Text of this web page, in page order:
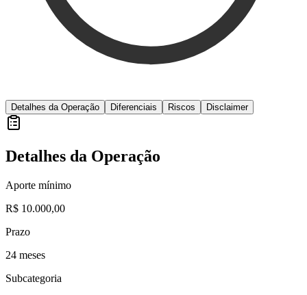
Detalhes da Operação Diferenciais Riscos Disclaimer
Detalhes da Operação
Aporte mínimo
R$ 10.000,00
Prazo
24 meses
Subcategoria